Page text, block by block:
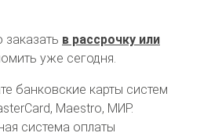
в рассрочку или
уже сегодня.
банковские карты систем
Maestro, МИР.
система оплаты